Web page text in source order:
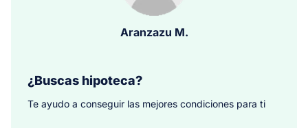
Aranzazu M.
¿Buscas hipoteca?
Te ayudo a conseguir las mejores condiciones para ti